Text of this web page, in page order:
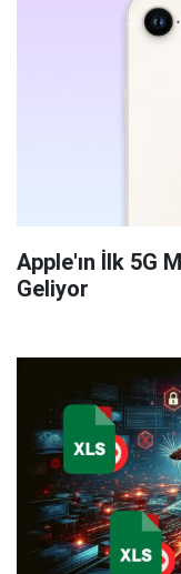
Apple'ın İlk 5G
Geliyor